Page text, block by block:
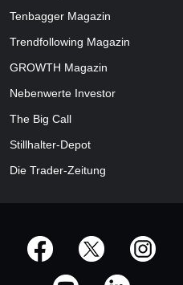
Tenbagger Magazin
Trendfollowing Magazin
GROWTH Magazin
Nebenwerte Investor
The Big Call
Stillhalter-Depot
Die Trader-Zeitung
offizielle Social Media-